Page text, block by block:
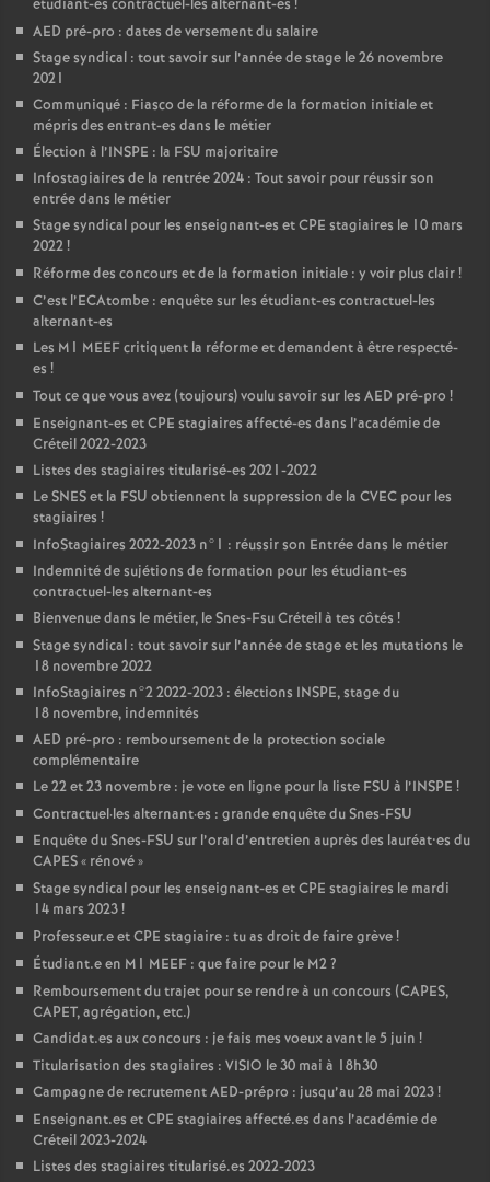
étudiant-es contractuel-les alternant-es !
AED pré-pro : dates de versement du salaire
Stage syndical : tout savoir sur l’année de stage le 26 novembre
2021
Communiqué : Fiasco de la réforme de la formation initiale et
mépris des entrant-es dans le métier
Élection à l’INSPE : la FSU majoritaire
Infostagiaires de la rentrée 2024 : Tout savoir pour réussir son
entrée dans le métier
Stage syndical pour les enseignant-es etCPE stagiaires le 10 mars
2022!
Réforme des concours et de la formation initiale : y voir plus clair!
C’est l’ECAtombe : enquête sur les étudiant-es contractuel-les
alternant-es
Les M1 MEEFcritiquent la réforme et demandent à être respecté-
es !
Tout ce que vous avez (toujours) voulu savoir sur les AED pré-pro !
Enseignant-es etCPE stagiaires affecté-es dans l’académie de
Créteil 2022-2023
Listes des stagiaires titularisé-es 2021-2022
LeSNESet la FSU obtiennent la suppression de la CVEC pour les
stagiaires !
InfoStagiaires 2022-2023 n°1 : réussir son Entrée dans le métier
Indemnité de sujétions de formation pour les étudiant-es
contractuel-les alternant-es
Bienvenue dans le métier, le Snes-Fsu Créteil à tes côtés !
Stage syndical : tout savoir sur l’année de stage et les mutations le
18 novembre 2022
InfoStagiaires n°2 2022-2023 : élections INSPE, stage du
18 novembre, indemnités
AED pré-pro : remboursement de la protection sociale
complémentaire
Le 22 et 23 novembre : je vote en ligne pour la liste FSU à l’INSPE !
Contractuel·les alternant·es : grande enquête du Snes-FSU
Enquête du Snes-FSU sur l’oral d’entretien auprès des lauréat•es du
CAPES« rénové»
Stage syndical pour les enseignant-es etCPE stagiaires le mardi
14 mars 2023!
Professeur.e etCPE stagiaire : tu as droit de faire grève!
Étudiant.e en M1 MEEF : que faire pour le M2?
Remboursement du trajet pour se rendre à un concours (CAPES,
CAPET, agrégation, etc.)
Candidat.es aux concours : je fais mes voeux avant le 5 juin !
Titularisation des stagiaires : VISIO le 30 mai à 18h30
Campagne de recrutementAED-prépro : jusqu’au 28 mai 2023!
Enseignant.es etCPE stagiaires affecté.es dans l’académie de
Créteil 2023-2024
Listes des stagiaires titularisé.es 2022-2023